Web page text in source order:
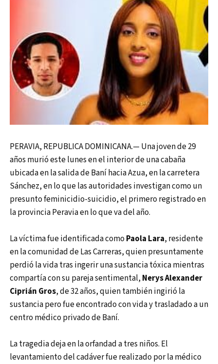
PERAVIA, REPUBLICA DOMINICANA.— Una joven de 29
años murió este lunes en el interior de una cabaña
ubicada en la salida de Baní hacia Azua, en la carretera
Sánchez, en lo que las autoridades investigan como un
presunto feminicidio-suicidio, el primero registrado en
la provincia Peravia en lo que va del año.
La víctima fue identificada comoPaola Lara, residente
en la comunidad de Las Carreras, quien presuntamente
perdió la vida tras ingerir una sustancia tóxica mientras
compartía con su pareja sentimental, Nerys Alexander
Ciprián Gros, de 32 años, quien también ingirió la
sustancia pero fue encontrado con vida y trasladado a un
centro médico privado de Baní.
La tragedia deja en la orfandad a tres niños. El
levantamiento del cadáver fue realizado por la médico